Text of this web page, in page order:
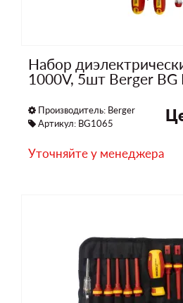
Набор
1000V, 5шт Berger BG
Производитель: Berger
Артикул: BG1065
Уточняйте у менеджера